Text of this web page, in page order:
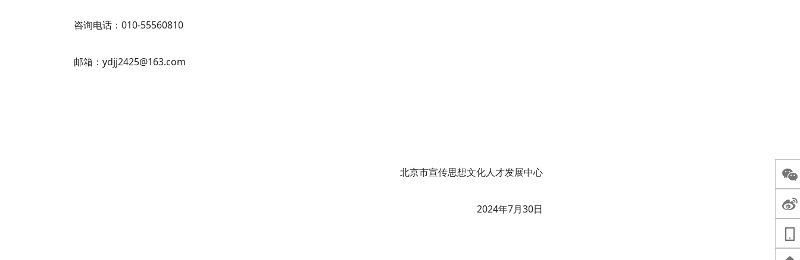
咨询电话：010-55560810
邮箱：ydjj2425@163.com
北京市宣传思想文化人才发展中心
2024年7月30日